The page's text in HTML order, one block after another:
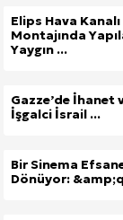
Elips Hava Kanalı
Montajında
Yaygın ...
Gazze’de İhanet
İşgalci İsrail ...
Bir Sinema
Dönüyor: